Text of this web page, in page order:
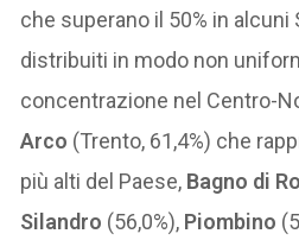
che superano il 50% in alcuni
distribuiti in modo non
concentrazione nel Centro-
Arco (Trento, 61,4%) che
più alti del Paese, Bagno di
Silandro (56,0%), Piombino